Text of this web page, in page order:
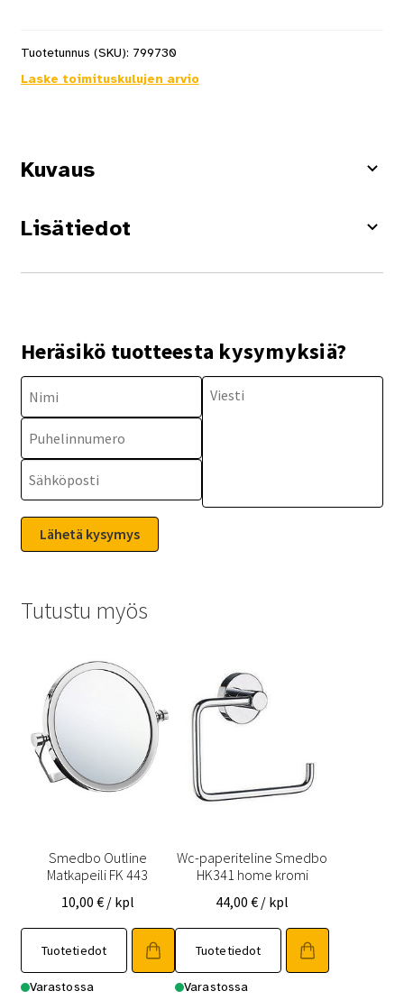
Tuotetunnus (SKU): 799730
Laske toimituskulujen arvio
Kuvaus
Lisätiedot
Heräsikö tuotteesta kysymyksiä?
Tutustu myös
Smedbo Outline
Matkapeili FK 443
10,00 € / kpl
Tuotetiedot
Varastossa
Wc-paperiteline Smedbo
HK341 home kromi
44,00€ / kpl
Tuotetiedot
Varastossa